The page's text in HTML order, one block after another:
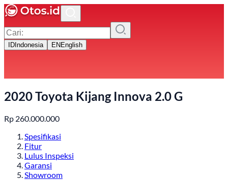
ID Indonesia EN English
2020 Toyota Kijang Innova 2.0 G
Rp 260.000.000
Spesifikasi
Fitur
Lulus Inspeksi
Garansi
Showroom